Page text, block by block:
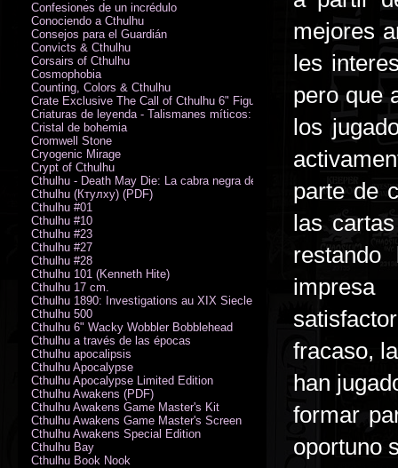
mejores
les
pero que
los
parte de
las
fracaso,
han
formar
oportuno
Confesiones de un incrédulo
Conociendo a Cthulhu
Consejos para el Guardián
Convicts & Cthulhu
Corsairs of Cthulhu
Cosmophobia
Counting, Colors & Cthulhu
Crate Exclusive The Call of Cthulhu 6" Figure von Austin James
Criaturas de leyenda - Talismanes míticos: Símbolo arcano
Cristal de bohemia
Cromwell Stone
Cryogenic Mirage
Crypt of Cthulhu
Cthulhu - Death May Die: La cabra negra de los bosques
Cthulhu (Ктулху) (PDF)
Cthulhu #01
Cthulhu #10
Cthulhu #23
Cthulhu #27
Cthulhu #28
Cthulhu 101 (Kenneth Hite)
Cthulhu 17 cm.
Cthulhu 1890: Investigations au XIX Siecle
Cthulhu 500
Cthulhu 6" Wacky Wobbler Bobblehead
Cthulhu a través de las épocas
Cthulhu apocalipsis
Cthulhu Apocalypse
Cthulhu Apocalypse Limited Edition
Cthulhu Awakens (PDF)
Cthulhu Awakens Game Master's Kit
Cthulhu Awakens Game Master's Screen
Cthulhu Awakens Special Edition
Cthulhu Bay
Cthulhu Book Nook